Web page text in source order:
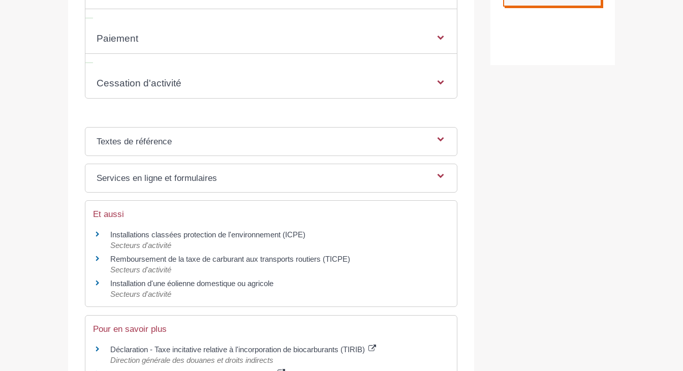
Paiement
Cessation d'activité
Textes de référence
Services en ligne et formulaires
Et aussi
Installations classées protection de l'environnement (ICPE)
Secteurs d'activité
Remboursement de la taxe de carburant aux transports routiers (TICPE)
Secteurs d'activité
Installation d'une éolienne domestique ou agricole
Secteurs d'activité
Pour en savoir plus
Déclaration - Taxe incitative relative à l'incorporation de biocarburants (TIRIB)
Direction générale des douanes et droits indirects